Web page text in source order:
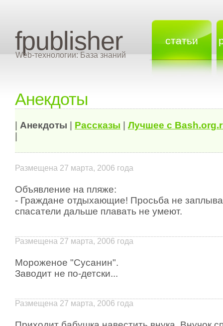
fpublisher
Web-технологии: База знаний
статьи
Анекдоты
Анекдоты Рассказы
Лучшее с
Размещена 27 марта, 2006 года
Объявление на пляже:
- Граждане отдыхающие! Просьба не
спасатели дальше плавать не умеют.
Размещена 27 марта, 2006 года
Мороженое "Сусанин".
Заводит не по-детски...
Размещена 27 марта, 2006 года